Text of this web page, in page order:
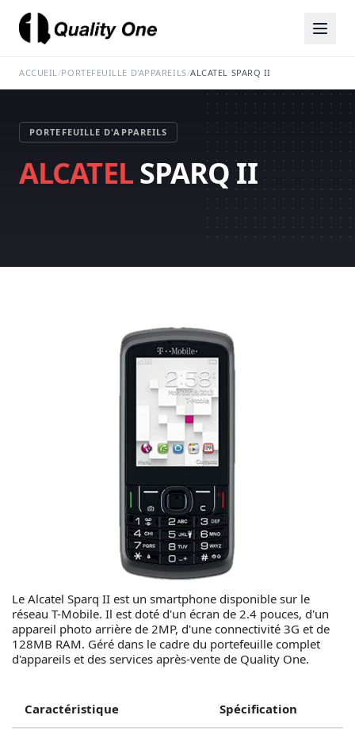
ACCUEIL/PORTEFEUILLE D'APPAREILS/ALCATEL SPARQ II
PORTEFEUILLE D'APPAREILS
ALCATELSPARQ II
Le Alcatel Sparq II est un smartphone disponible sur le
réseau T-Mobile. Il est doté d'un écran de 2.4 pouces, d'un
appareil photo arrière de 2MP, d'une connectivité 3G et de
128MB RAM. Géré dans le cadre du portefeuille complet
d'appareils et des services après-vente de Quality One.
Caractéristique Spécification